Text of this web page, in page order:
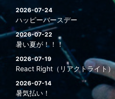
2026-07-24
ハッピーバースデー
2026-07-22
暑い夏が！！！
2026-07-19
React Right（リアクトライト）
2026-07-14
暑気払い！